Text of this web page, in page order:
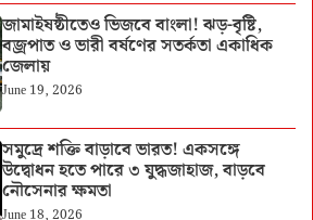
জামাইষষ্ঠীতেও ভিজবে বাংলা! ঝড়-বৃষ্টি,
বজ্রপাত ও ভারী বর্ষণের সতর্কতা একাধিক
জেলায়
June 19, 2026
সমুদ্রে শক্তি বাড়াবে ভারত! একসঙ্গে
উদ্বোধন হতে পারে ৩ যুদ্ধজাহাজ, বাড়বে
নৌসেনার ক্ষমতা
June 18, 2026